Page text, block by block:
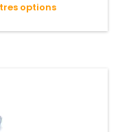
options